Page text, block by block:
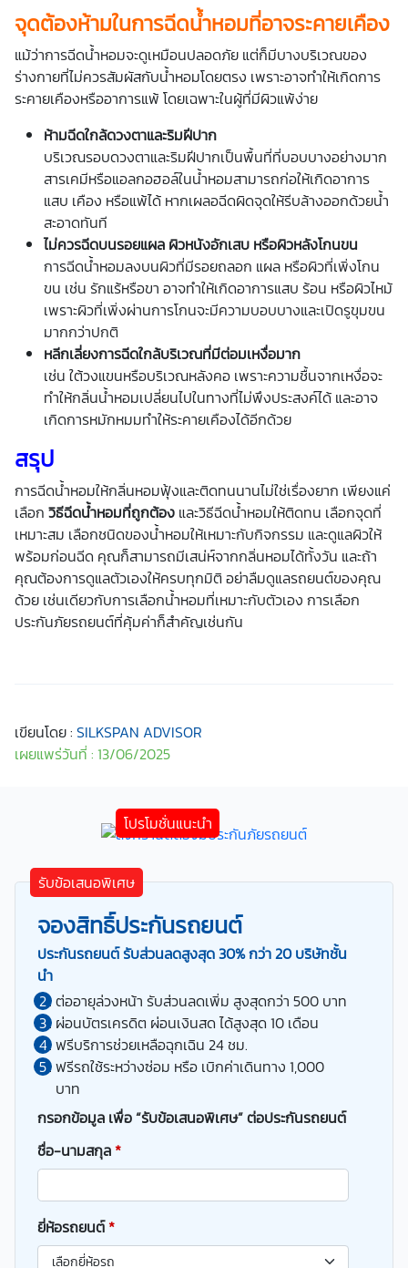
จุดต้องห้ามในการฉีดน้ำหอมที่อาจระคายเคือง
แม้ว่าการฉีดน้ำหอมจะดูเหมือนปลอดภัย แต่ก็มีบางบริเวณของ
ร่างกายที่ไม่ควรสัมผัสกับน้ำหอมโดยตรง เพราะอาจทำให้เกิดการ
ระคายเคืองหรืออาการแพ้ โดยเฉพาะในผู้ที่มีผิวแพ้ง่าย
ห้ามฉีดใกล้ดวงตาและริมฝีปาก
บริเวณรอบดวงตาและริมฝีปากเป็นพื้นที่ที่บอบบางอย่างมาก
สารเคมีหรือแอลกอฮอล์ในน้ำหอมสามารถก่อให้เกิดอาการ
แสบ เคือง หรือแพ้ได้ หากเผลอฉีดผิดจุดให้รีบล้างออกด้วยน้ำ
สะอาดทันที
ไม่ควรฉีดบนรอยแผล ผิวหนังอักเสบ หรือผิวหลังโกนขน
การฉีดน้ำหอมลงบนผิวที่มีรอยถลอก แผล หรือผิวที่เพิ่งโกน
ขน เช่น รักแร้หรือขา อาจทำให้เกิดอาการแสบ ร้อน หรือผิวไหม้
เพราะผิวที่เพิ่งผ่านการโกนจะมีความบอบบางและเปิดรูขุมขน
มากกว่าปกติ
หลีกเลี่ยงการฉีดใกล้บริเวณที่มีต่อมเหงื่อมาก
เช่น ใต้วงแขนหรือบริเวณหลังคอ เพราะความชื้นจากเหงื่อจะ
ทำให้กลิ่นน้ำหอมเปลี่ยนไปในทางที่ไม่พึงประสงค์ได้ และอาจ
เกิดการหมักหมมทำให้ระคายเคืองได้อีกด้วย
สรุป
การฉีดน้ำหอมให้กลิ่นหอมฟุ้งและติดทนนานไม่ใช่เรื่องยาก เพียงแค่
เลือก วิธีฉีดน้ำหอมที่ถูกต้อง และวิธีฉีดน้ำหอมให้ติดทน เลือกจุดที่
เหมาะสม เลือกชนิดของน้ำหอมให้เหมาะกับกิจกรรม และดูแลผิวให้
พร้อมก่อนฉีด คุณก็สามารถมีเสน่ห์จากกลิ่นหอมได้ทั้งวัน และถ้า
คุณต้องการดูแลตัวเองให้ครบทุกมิติ อย่าลืมดูแลรถยนต์ของคุณ
ด้วย เช่นเดียวกับการเลือกน้ำหอมที่เหมาะกับตัวเอง การเลือก
ประกันภัยรถยนต์ที่คุ้มค่าก็สำคัญเช่นกัน
เขียนโดย : SILKSPAN ADVISOR
เผยแพร่วันที่ : 13/06/2025
รับข้อเสนอพิเศษ
จองสิทธิ์ประกันรถยนต์
ประกันรถยนต์ รับส่วนลดสูงสุด 30% กว่า 20 บริษัทชั้น
นำ
ต่ออายุล่วงหน้า รับส่วนลดเพิ่ม สูงสุดกว่า 500 บาท
ผ่อนบัตรเครดิต ผ่อนเงินสด ได้สูงสุด 10 เดือน
ฟรีบริการช่วยเหลือฉุกเฉิน 24 ชม.
ฟรีรถใช้ระหว่างซ่อม หรือ เบิกค่าเดินทาง 1,000
บาท
กรอกข้อมูล เพื่อ “รับข้อเสนอพิเศษ” ต่อประกันรถยนต์
ชื่อ-นามสกุล*
ยี่ห้อรถยนต์*